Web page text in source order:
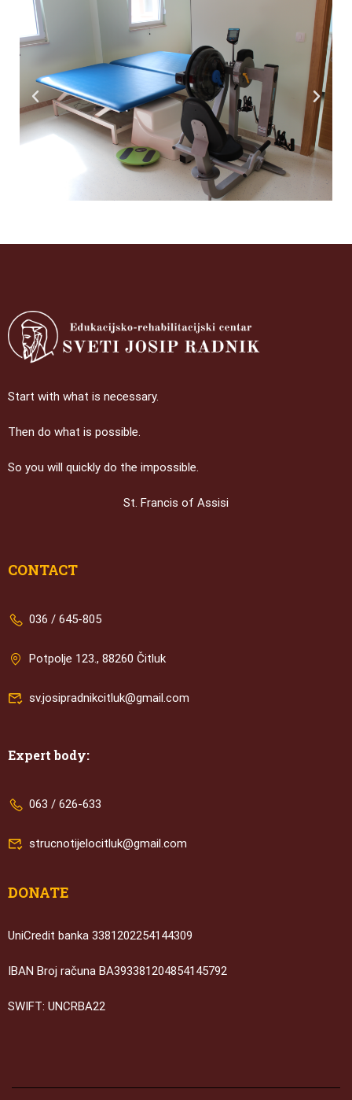
Start with what is necessary.
Then do what is possible.
So you will quickly do the impossible.
St. Francis of Assisi
CONTACT
036 / 645-805
Potpolje 123., 88260 Čitluk
sv.josipradnikcitluk@gmail.com
Expert body:
063 / 626-633
strucnotijelocitluk@gmail.com
DONATE
UniCredit banka 3381202254144309
IBAN Broj računa BA393381204854145792
SWIFT: UNCRBA22